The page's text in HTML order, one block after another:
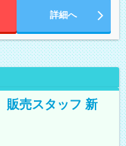
詳細へ
販売スタッフ 新